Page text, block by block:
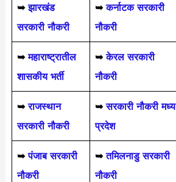
➥ झारखंड
सरकारी नौकरी
➥ कर्नाटक सरकारी
नौकरी
➥ महाराष्ट्रातील
शासकीय भर्ती
➥ केरल सरकारी
नौकरी
➥ राजस्थान
सरकारी नौकरी
➥सरकारी नौकरी मध्य
प्रदेश
➥ पंजाब सरकारी
नौकरी
➥ तमिलनाडु सरकारी
नौकरी